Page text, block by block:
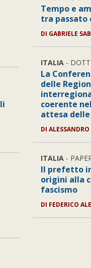
Tempo e
tra passato
DI GABRIELE
ITALIA -
La
delle
coerente
attesa
DIALESSANDRO
ITALIA -
Il prefetto
origini alla
fascismo
DI FEDERICO